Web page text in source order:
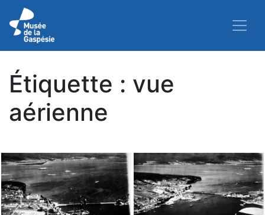
Étiquette : vue
aérienne